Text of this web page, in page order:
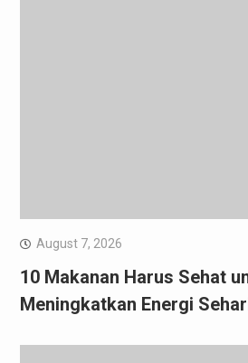
August 7, 2026
10 Makanan Harus Sehat
Meningkatkan Energi